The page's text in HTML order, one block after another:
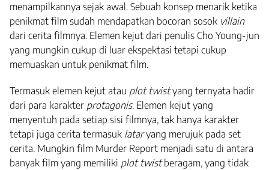
menampilkannya sejak awal. Sebuah konsep menarik ketika
penikmat film sudah mendapatkan bocoran sosok villain
dari cerita filmnya. Elemen kejut dari penulis Cho Young-jun
yang mungkin cukup di luar ekspektasi tetapi cukup
memuaskan untuk penikmat film.
Termasuk elemen kejut atau plot twistyang ternyata hadir
dari para karakter protagonis. Elemen kejut yang
menyentuh pada setiap sisi filmnya, tak hanya karakter
tetapi juga cerita termasuk lataryang merujuk pada set
cerita. Mungkin film Murder Report menjadi satu di antara
banyak film yang memiliki plot twistberagam, yang tidak